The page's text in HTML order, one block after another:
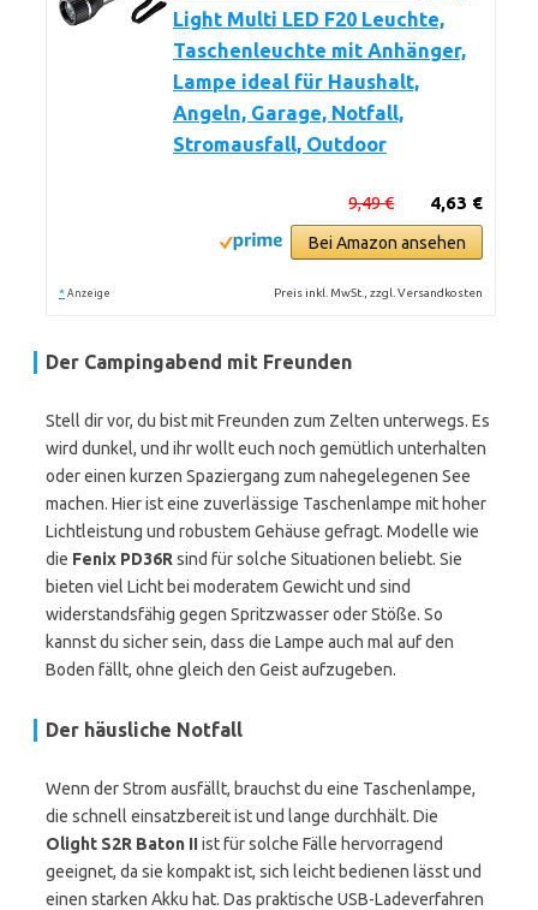
Light Multi LED F20 Leuchte,
Taschenleuchte mit Anhänger,
Lampe ideal für Haushalt,
Angeln, Garage, Notfall,
Stromausfall, Outdoor
4,63 €
9,49 €
Bei Amazon ansehen
* Anzeige Preis inkl. MwSt., zzgl. Versandkosten
Der Campingabend mit Freunden
Stell dir vor, du bist mit Freunden zum Zelten unterwegs. Es
wird dunkel, und ihr wollt euch noch gemütlich unterhalten
oder einen kurzen Spaziergang zum nahegelegenen See
machen. Hier ist eine zuverlässige Taschenlampe mit hoher
Lichtleistung und robustem Gehäuse gefragt. Modelle wie
die Fenix PD36R sind für solche Situationen beliebt. Sie
bieten viel Licht bei moderatem Gewicht und sind
widerstandsfähig gegen Spritzwasser oder Stöße. So
kannst du sicher sein, dass die Lampe auch mal auf den
Boden fällt, ohne gleich den Geist aufzugeben.
Der häusliche Notfall
Wenn der Strom ausfällt, brauchst du eine Taschenlampe,
die schnell einsatzbereit ist und lange durchhält. Die
Olight S2R Baton IIist für solche Fälle hervorragend
geeignet, da sie kompakt ist, sich leicht bedienen lässt und
einen starken Akku hat. Das praktische USB-Ladeverfahren